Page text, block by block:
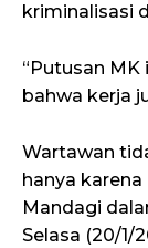
kriminalisasi
“Putusan
bahwa kerja
Wartawan
hanya
Mandagi
Selasa (20/1/